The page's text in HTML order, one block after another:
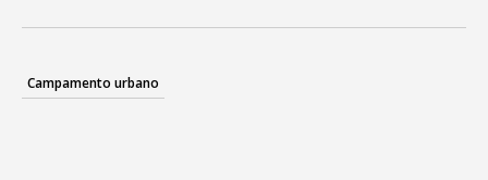
Campamento urbano